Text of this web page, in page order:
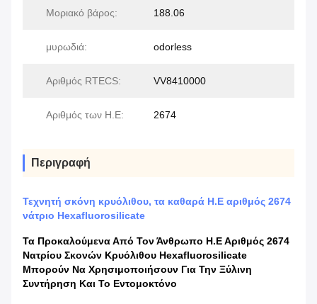
Μοριακό βάρος: 188.06
μυρωδιά: odorless
Αριθμός RTECS: VV8410000
Αριθμός των Η.Ε: 2674
Περιγραφή
Τεχνητή σκόνη κρυόλιθου, τα καθαρά Η.Ε αριθμός 2674
νάτριο Hexafluorosilicate
Τα Προκαλούμενα Από Τον Άνθρωπο Η.Ε Αριθμός 2674
Νατρίου Σκονών Κρυόλιθου Hexafluorosilicate
Μπορούν Να Χρησιμοποιήσουν Για Την Ξύλινη
Συντήρηση Και Το Εντομοκτόνο